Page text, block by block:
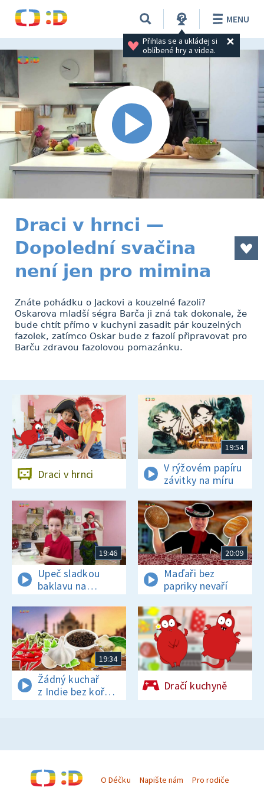
Přihlas se a ukládej si
oblíbené hry a videa.
MENU
Draci v hrnci —
Dopolední svačina
není jen pro mimina
Znáte pohádku o Jackovi a kouzelné fazoli?
Oskarova mladší ségra Barča ji zná tak dokonale, že
bude chtít přímo v kuchyni zasadit pár kouzelných
fazolek, zatímco Oskar bude z fazolí připravovat pro
Barču zdravou fazolovou pomazánku.
Draci v hrnci
19:54
V rýžovém papíru
závitky na míru
19:46
Upeč sladkou
baklavu na
tureckou oslavu
20:09
Maďaři bez
papriky nevaří
19:34
Žádný kuchař
z Indie bez koření
nežije!
Dračí kuchyně
O Déčku Napište nám Pro rodiče